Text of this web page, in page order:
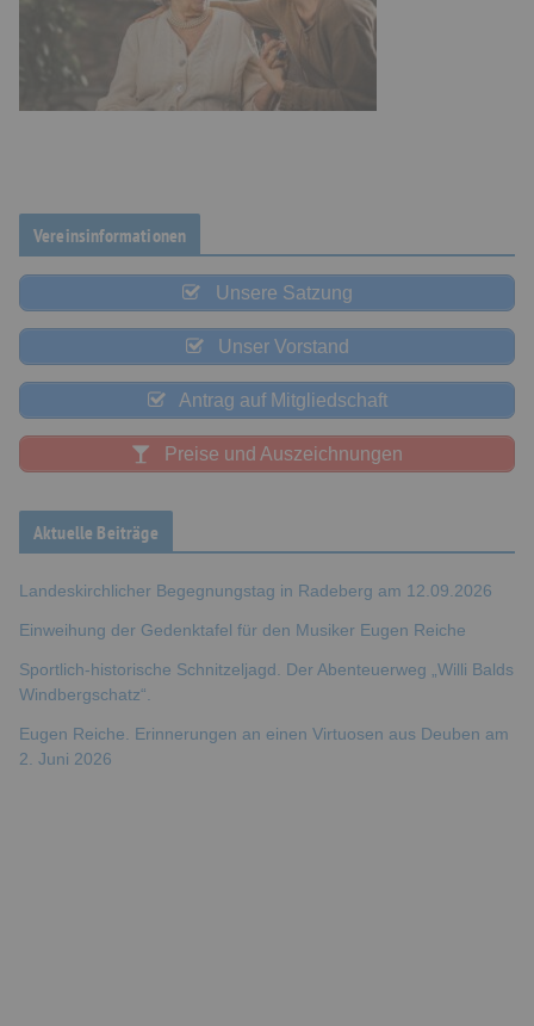
Vereinsinformationen
Unsere Satzung
Unser Vorstand
Antrag auf Mitgliedschaft
Preise und Auszeichnungen
Aktuelle Beiträge
Landeskirchlicher Begegnungstag in Radeberg am 12.09.2026
Einweihung der Gedenktafel für den Musiker Eugen Reiche
Sportlich-historische Schnitzeljagd. Der Abenteuerweg „Willi Balds
Windbergschatz“.
Eugen Reiche. Erinnerungen an einen Virtuosen aus Deuben am
2. Juni 2026